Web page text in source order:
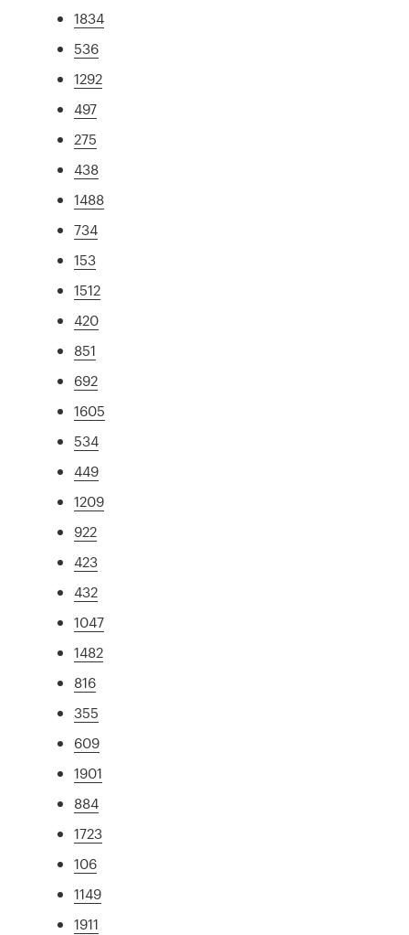
1834
536
1292
497
275
438
1488
734
153
1512
420
851
692
1605
534
449
1209
922
423
432
1047
1482
816
355
609
1901
884
1723
106
1149
1911